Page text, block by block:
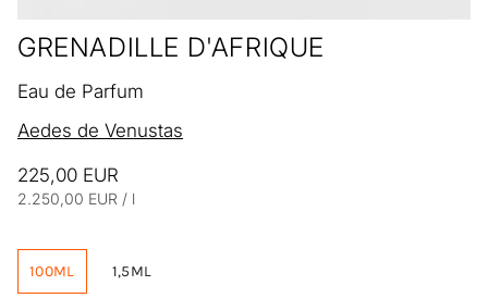
GRENADILLE D'AFRIQUE
Eau de Parfum
Aedes de Venustas
225,00 EUR
Einheitspreis
2.250,00 EUR /pro
l
100ML 1,5ML